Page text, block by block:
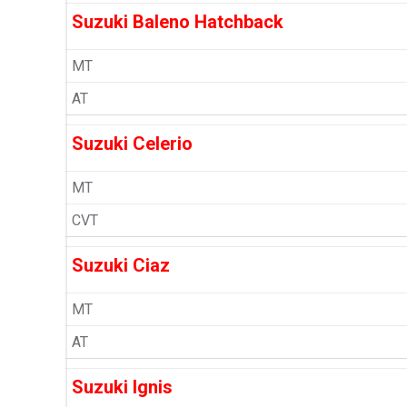
Suzuki Baleno Hatchback
MT
AT
Suzuki Celerio
MT
CVT
Suzuki Ciaz
MT
AT
Suzuki Ignis